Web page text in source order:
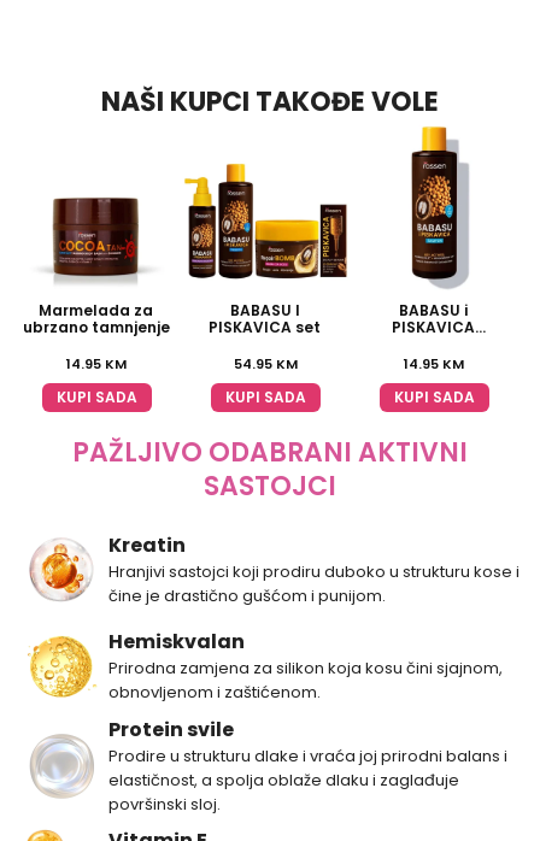
NAŠI KUPCI TAKOĐE VOLE
Marmelada za
ubrzano tamnjenje
14.95 KM
KUPI SADA
BABASU I
PISKAVICA set
54.95 KM
KUPI SADA
BABASU i
PISKAVICA
šampon
14.95 KM
KUPI SADA
PAŽLJIVO ODABRANI AKTIVNI
SASTOJCI
Kreatin
Hranjivi sastojci koji prodiru duboko u strukturu kose i
čine je drastično gušćom i punijom.
Hemiskvalan
Prirodna zamjena za silikon koja kosu čini sjajnom,
obnovljenom i zaštićenom.
Protein svile
Prodire u strukturu dlake i vraća joj prirodni balans i
elastičnost, a spolja oblaže dlaku i zaglađuje
površinski sloj.